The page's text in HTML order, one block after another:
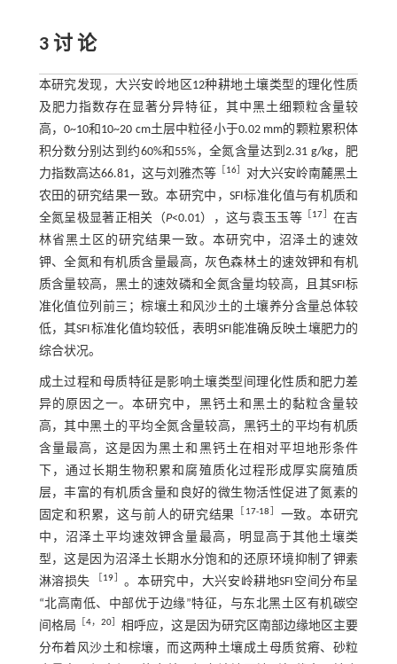
3 讨 论
本研究发现，大兴安岭地区12种耕地土壤类型的理化性质
及肥力指数存在显著分异特征，其中黑土细颗粒含量较
高，0~10和10~20 cm土层中粒径小于0.02 mm的颗粒累积体
积分数分别达到约60%和55%，全氮含量达到2.31 g/kg，肥
力指数高达66.81，这与刘雅杰等
16
对大兴安岭南麓黑土
农田的研究结果一致。本研究中，SFI标准化值与有机质和
全氮呈极显著正相关（P<0.01），这与袁玉玉等 17 ］在吉
林省黑土区的研究结果一致。本研究中，沼泽土的速效
钾、全氮和有机质含量最高，灰色森林土的速效钾和有机
质含量较高，黑土的速效磷和全氮含量均较高，且其SFI标
准化值位列前三；棕壤土和风沙土的土壤养分含量总体较
低，其SFI标准化值均较低，表明SFI能准确反映土壤肥力的
综合状况。
成土过程和母质特征是影响土壤类型间理化性质和肥力差
异的原因之一。本研究中，黑钙土和黑土的黏粒含量较
高，其中黑土的平均全氮含量较高，黑钙土的平均有机质
含量最高，这是因为黑土和黑钙土在相对平坦地形条件
下，通过长期生物积累和腐殖质化过程形成厚实腐殖质
层，丰富的有机质含量和良好的微生物活性促进了氮素的
固定和积累，这与前人的研究结果
17-18
一致。本研究
中，沼泽土平均速效钾含量最高，明显高于其他土壤类
型，这是因为沼泽土长期水分饱和的还原环境抑制了钾素
淋溶损失
19
。本研究中，大兴安岭耕地SFI空间分布呈
“北高南低、中部优于边缘”特征，与东北黑土区有机碳空
间格局
4，20 ］相呼应，这是因为研究区南部边缘地区主要
分布着风沙土和棕壤，而这两种土壤成土母质贫瘠、砂粒